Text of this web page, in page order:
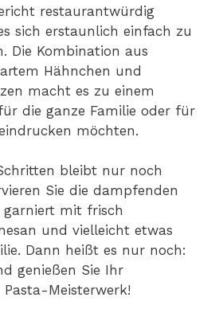
restaurantwürdig
sich erstaunlich einfach zu
Die Kombination aus
Hähnchen und
macht es zu einem
die ganze Familie oder für
möchten.
bleibt nur noch
Sie die dampfenden
garniert mit frisch
und vielleicht etwas
Dann heißt es nur noch:
genießen Sie Ihr
Meisterwerk!